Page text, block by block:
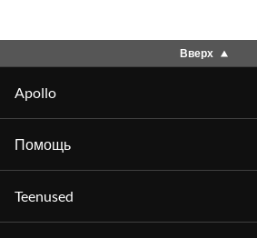
Вверх
Apollo
Помощь
Teenused